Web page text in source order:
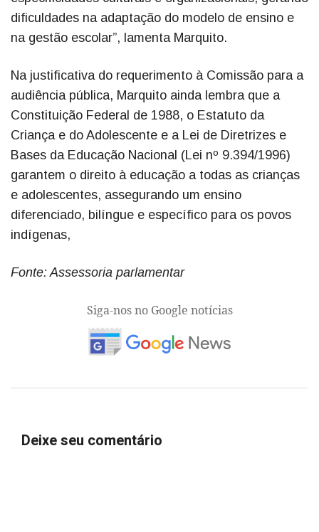
dificuldades na adaptação do modelo de ensino e
na gestão escolar”, lamenta Marquito.
Na justificativa do requerimento à Comissão para a
audiência pública, Marquito ainda lembra que a
Constituição Federal de 1988, o Estatuto da
Criança e do Adolescente e a Lei de Diretrizes e
Bases da Educação Nacional (Lei nº 9.394/1996)
garantem o direito à educação a todas as crianças
e adolescentes, assegurando um ensino
diferenciado, bilíngue e específico para os povos
indígenas,
Fonte: Assessoria parlamentar
Siga-nos no Google notícias
Deixe seu comentário